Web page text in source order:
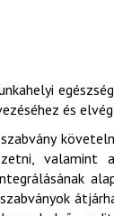
és
valamint